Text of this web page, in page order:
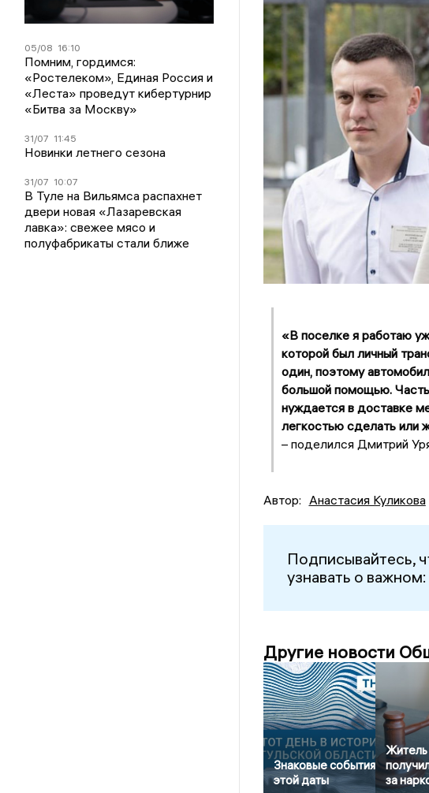
05/08 16:10
Помним, гордимся:
«Ростелеком», Единая Россия и
«Леста» проведут кибертурнир
«Битва за Москву»
31/07 11:45
Новинки летнего сезона
31/07 10:07
В Туле на Вильямса распахнет
двери новая «Лазаревская
лавка»: свежее мясо и
полуфабрикаты стали ближе
«В поселке я работаю
которой был личный
один, поэтому
большой помощью.
нуждается в доставке
легкостью сделать или
– поделился Дмитрий
Автор: Анастасия Куликова
Подписывайтесь,
узнавать о важном:
Другие новости
Знаковые события
этой даты
Житель
за